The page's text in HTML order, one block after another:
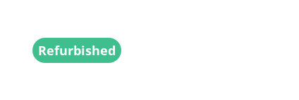
Refurbished